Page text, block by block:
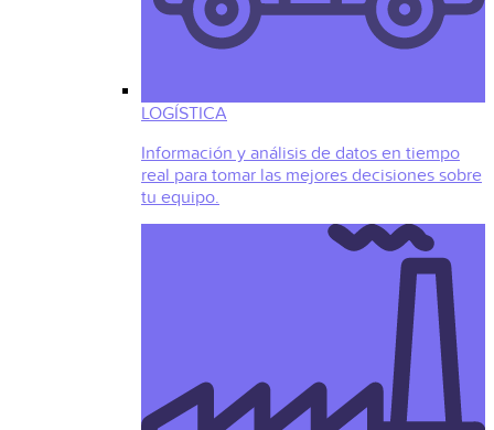
LOGÍSTICA
Información y análisis de datos en tiempo
real para tomar las mejores decisiones sobre
tu equipo.